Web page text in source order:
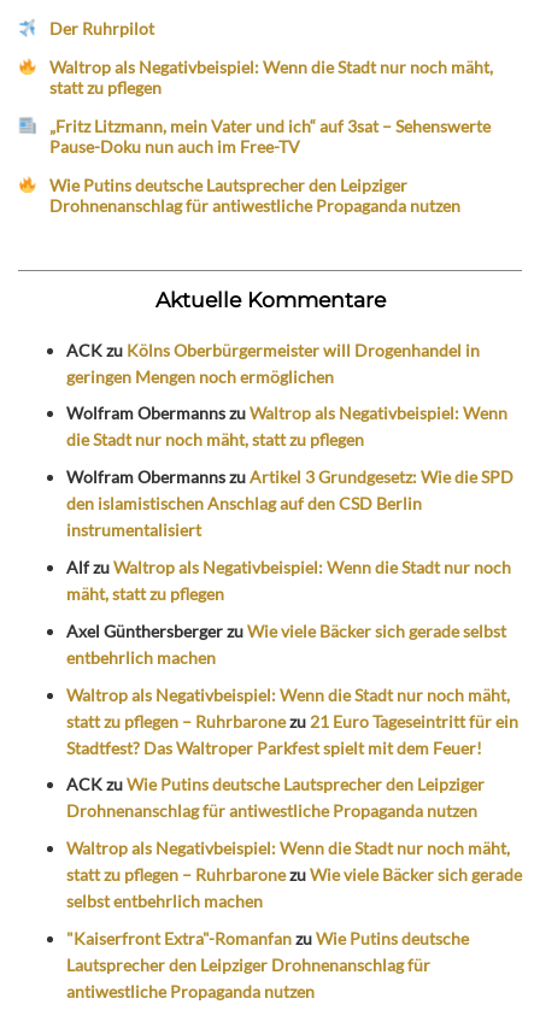
Der Ruhrpilot
Waltrop als Negativbeispiel: Wenn die Stadt nur noch mäht,
statt zu pflegen
„Fritz Litzmann, mein Vater und ich“ auf 3sat – Sehenswerte
Pause-Doku nun auch im Free-TV
Wie Putins deutsche Lautsprecher den Leipziger
Drohnenanschlag für antiwestliche Propaganda nutzen
Aktuelle Kommentare
ACKzu Kölns Oberbürgermeister will Drogenhandel in
geringen Mengen noch ermöglichen
Wolfram ObermannszuWaltrop als Negativbeispiel: Wenn
die Stadt nur noch mäht, statt zu pflegen
Wolfram ObermannszuArtikel 3 Grundgesetz: Wie die SPD
den islamistischen Anschlag auf den CSD Berlin
instrumentalisiert
AlfzuWaltrop als Negativbeispiel: Wenn die Stadt nur noch
mäht, statt zu pflegen
Axel GünthersbergerzuWie viele Bäcker sich gerade selbst
entbehrlich machen
Waltrop als Negativbeispiel: Wenn die Stadt nur noch mäht,
statt zu pflegen – Ruhrbaronezu 21 Euro Tageseintritt für ein
Stadtfest? Das Waltroper Parkfest spielt mit dem Feuer!
ACKzuWie Putins deutsche Lautsprecher den Leipziger
Drohnenanschlag für antiwestliche Propaganda nutzen
Waltrop als Negativbeispiel: Wenn die Stadt nur noch mäht,
statt zu pflegen – RuhrbaronezuWie viele Bäcker sich gerade
selbst entbehrlich machen
"Kaiserfront Extra"-RomanfanzuWie Putins deutsche
Lautsprecher den Leipziger Drohnenanschlag für
antiwestliche Propaganda nutzen